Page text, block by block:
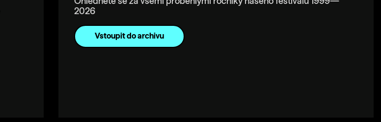
2026
Vstoupit do archivu